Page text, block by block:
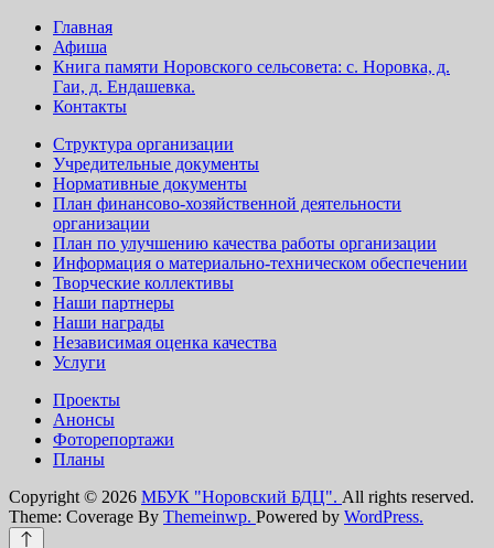
Главная
Афиша
Книга памяти Норовского сельсовета: с. Норовка, д.
Гаи, д. Ендашевка.
Контакты
Структура организации
Учредительные документы
Нормативные документы
План финансово-хозяйственной деятельности
организации
План по улучшению качества работы организации
Информация о материально-техническом обеспечении
Творческие коллективы
Наши партнеры
Наши награды
Независимая оценка качества
Услуги
Проекты
Анонсы
Фоторепортажи
Планы
Copyright © 2026 МБУК "Норовский БДЦ". All rights reserved.
Theme: Coverage By Themeinwp. Powered by WordPress.